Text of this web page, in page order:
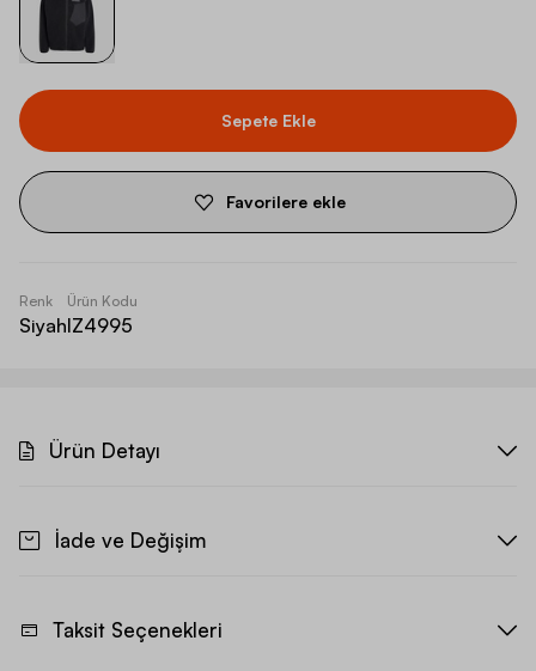
Sepete Ekle
Favorilere ekle
Renk
Siyah
Ürün Kodu
IZ4995
Ürün Detayı
İade ve Değişim
Taksit Seçenekleri